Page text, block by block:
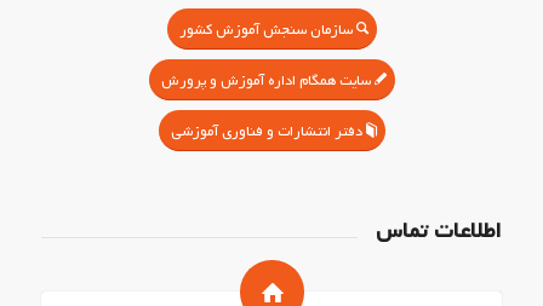
سازمان سنجش آموزش کشور
سایت همگام اداره آموزش و پرورش
دفتر انتشارات و فناوری آموزشی
اطلاعات تماس